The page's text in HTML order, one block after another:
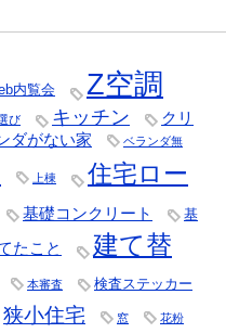
内覧会 Z空調
び キッチン
クリ
ダがない家 ベランダ無
上棟
住宅ロー
基礎コンクリート 基
たこと
建て替
本審査 検査ステッカー
狭小住宅 窓 花粉